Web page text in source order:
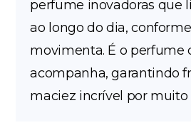
perfume inovadoras que
ao longo do dia,
movimenta. É o perfume
acompanha, garantindo
maciez incrível por muito